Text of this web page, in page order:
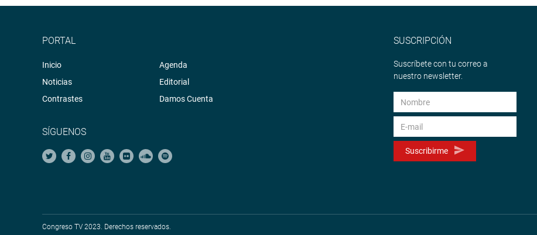
PORTAL
Inicio
Noticias
Contrastes
Agenda
Editorial
Damos Cuenta
SÍGUENOS
SUSCRIPCIÓN
Suscríbete con tu correo a
nuestro newsletter.
Suscribirme
Congreso TV 2023. Derechos reservados.